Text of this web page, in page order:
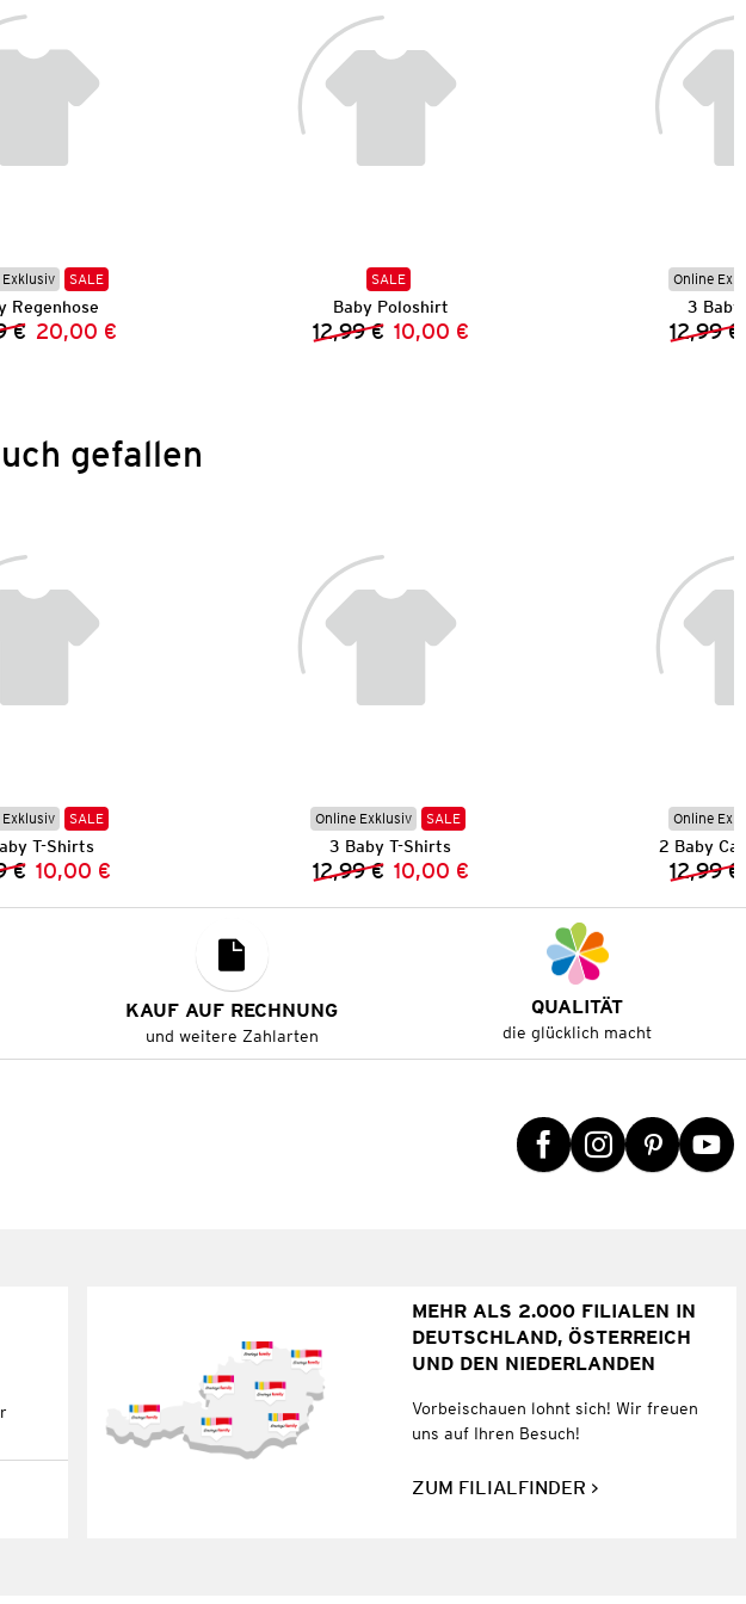
SALE
Regenhose
Vorheriger Preis:
€ Neuer Preis:
20,00 €
SALE
Baby Poloshirt
Vorheriger Preis:
12,99 € Neuer Preis:
10,00 €
Online
3
12,99 €
gefallen
SALE
T-Shirts
Vorheriger Preis:
€ Neuer Preis:
10,00 €
Online Exklusiv SALE
3 Baby T-Shirts
Vorheriger Preis:
12,99 € Neuer Preis:
10,00 €
Online
2 Baby
12,99 €
KAUF AUF RECHNUNG
und weitere Zahlarten
QUALITÄT
die glücklich macht
MEHR ALS 2.000 FILIALEN IN
DEUTSCHLAND, ÖSTERREICH
UND DEN NIEDERLANDEN
Vorbeischauen lohnt sich! Wir freuen
uns auf Ihren Besuch!
ZUM FILIALFINDER